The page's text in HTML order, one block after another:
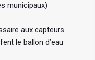
municipaux)
aux capteurs
le ballon d’eau